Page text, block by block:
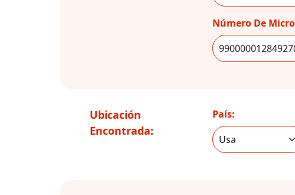
Número De
Ubicación
Encontrada:
País: